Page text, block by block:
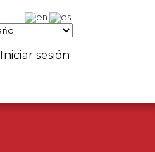
Iniciar sesión